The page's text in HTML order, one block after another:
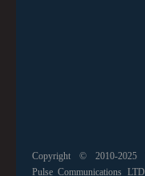
Copyright © 2010-2025
Pulse Communications